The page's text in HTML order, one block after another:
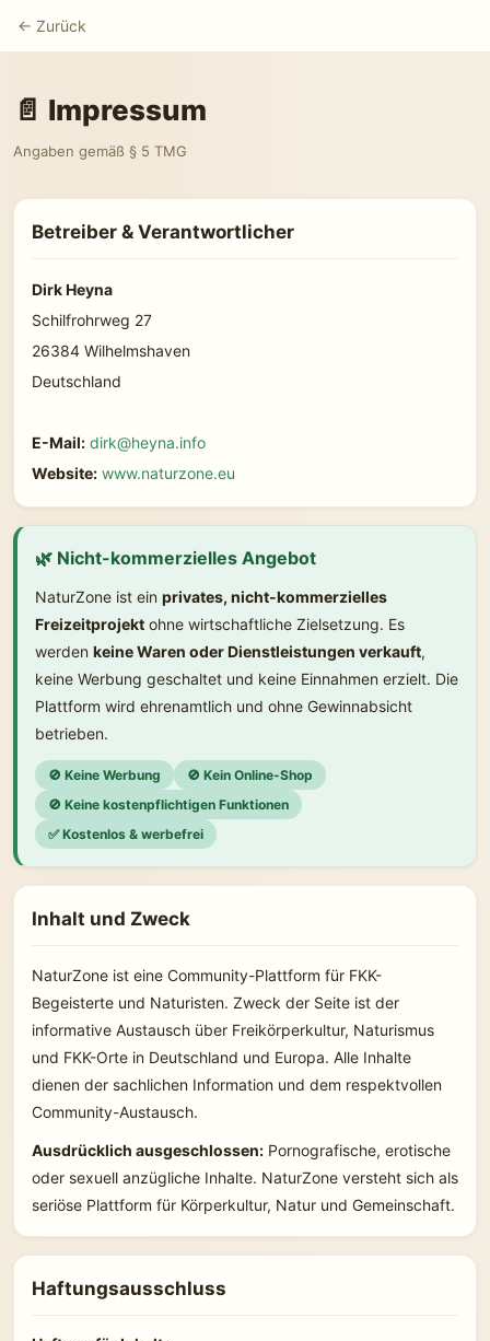
← Zurück
📄 Impressum
Angaben gemäß § 5 TMG
Betreiber & Verantwortlicher
Dirk Heyna
Schilfrohrweg 27
26384 Wilhelmshaven
Deutschland
E-Mail: dirk@heyna.info
Website: www.naturzone.eu
🌿 Nicht-kommerzielles Angebot
NaturZone ist ein privates, nicht-kommerzielles
Freizeitprojekt ohne wirtschaftliche Zielsetzung. Es
werden keine Waren oder Dienstleistungen verkauft,
keine Werbung geschaltet und keine Einnahmen erzielt. Die
Plattform wird ehrenamtlich und ohne Gewinnabsicht
betrieben.
🚫 Keine Werbung
🚫 Kein Online-Shop
🚫 Keine kostenpflichtigen Funktionen
✅ Kostenlos & werbefrei
Inhalt und Zweck
NaturZone ist eine Community-Plattform für FKK-
Begeisterte und Naturisten. Zweck der Seite ist der
informative Austausch über Freikörperkultur, Naturismus
und FKK-Orte in Deutschland und Europa. Alle Inhalte
dienen der sachlichen Information und dem respektvollen
Community-Austausch.
Ausdrücklich ausgeschlossen: Pornografische, erotische
oder sexuell anzügliche Inhalte. NaturZone versteht sich als
seriöse Plattform für Körperkultur, Natur und Gemeinschaft.
Haftungsausschluss